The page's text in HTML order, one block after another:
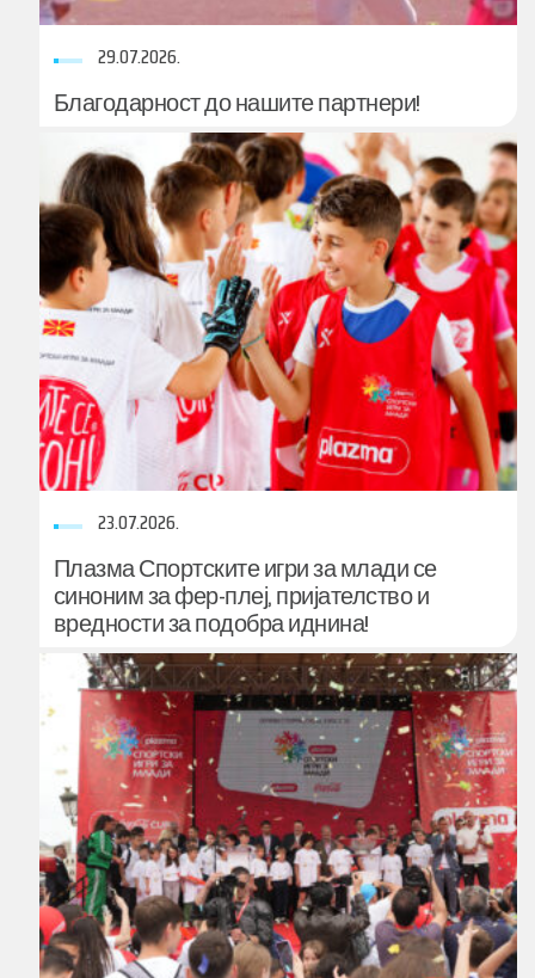
29.07.2026.
Благодарност до нашите партнери!
23.07.2026.
Плазма Спортските игри за млади се
синоним за фер-плеј, пријателство и
вредности за подобра иднина!